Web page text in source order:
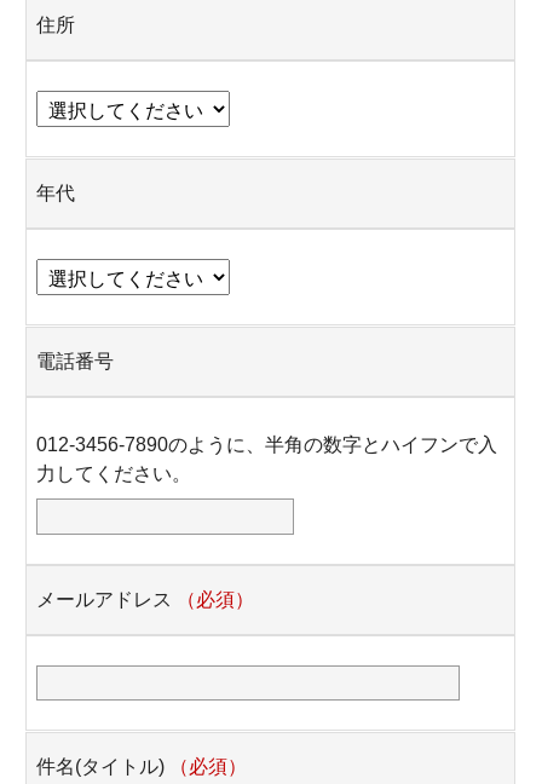
住所
年代
電話番号
012-3456-7890のように、半角の数字とハイフンで入
力してください。
メールアドレス （必須）
件名(タイトル) （必須）